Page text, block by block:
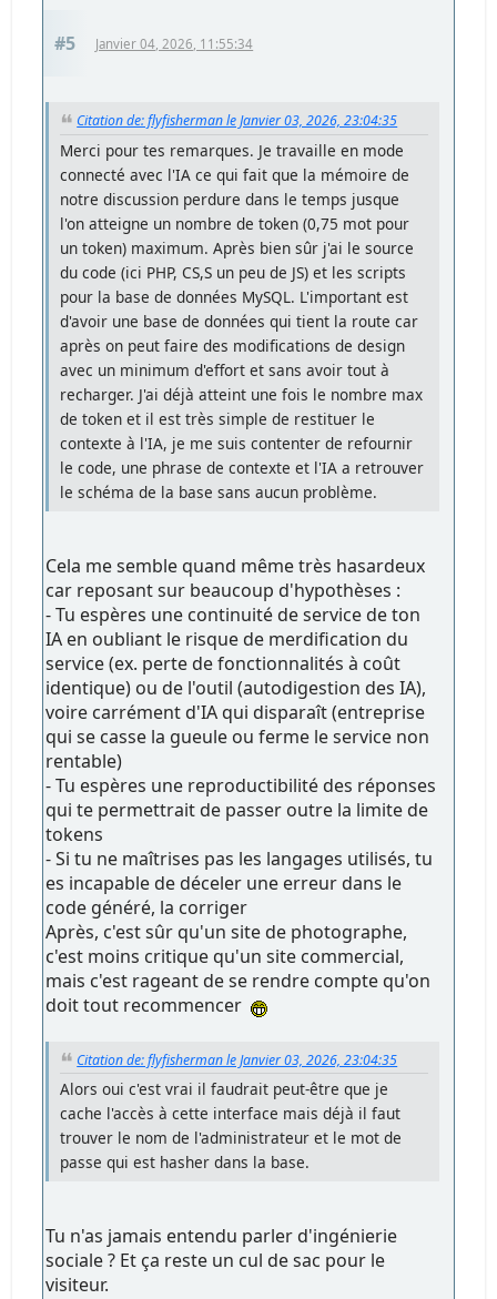
#5 Janvier 04, 2026, 11:55:34
Citation de: flyfisherman le Janvier 03, 2026, 23:04:35
Merci pour tes remarques. Je travaille en mode
connecté avec l'IA ce qui fait que la mémoire de
notre discussion perdure dans le temps jusque
l'on atteigne un nombre de token (0,75 mot pour
un token) maximum. Après bien sûr j'ai le source
du code (ici PHP, CS,S un peu de JS) et les scripts
pour la base de données MySQL. L'important est
d'avoir une base de données qui tient la route car
après on peut faire des modifications de design
avec un minimum d'effort et sans avoir tout à
recharger. J'ai déjà atteint une fois le nombre max
de token et il est très simple de restituer le
contexte à l'IA, je me suis contenter de refournir
le code, une phrase de contexte et l'IA a retrouver
le schéma de la base sans aucun problème.
Cela me semble quand même très hasardeux
car reposant sur beaucoup d'hypothèses :
- Tu espères une continuité de service de ton
IA en oubliant le risque de merdification du
service (ex. perte de fonctionnalités à coût
identique) ou de l'outil (autodigestion des IA),
voire carrément d'IA qui disparaît (entreprise
qui se casse la gueule ou ferme le service non
rentable)
- Tu espères une reproductibilité des réponses
qui te permettrait de passer outre la limite de
tokens
- Si tu ne maîtrises pas les langages utilisés, tu
es incapable de déceler une erreur dans le
code généré, la corriger
Après, c'est sûr qu'un site de photographe,
c'est moins critique qu'un site commercial,
mais c'est rageant de se rendre compte qu'on
doit tout recommencer
Citation de: flyfisherman le Janvier 03, 2026, 23:04:35
Alors oui c'est vrai il faudrait peut-être que je
cache l'accès à cette interface mais déjà il faut
trouver le nom de l'administrateur et le mot de
passe qui est hasher dans la base.
Tu n'as jamais entendu parler d'ingénierie
sociale ? Et ça reste un cul de sac pour le
visiteur.